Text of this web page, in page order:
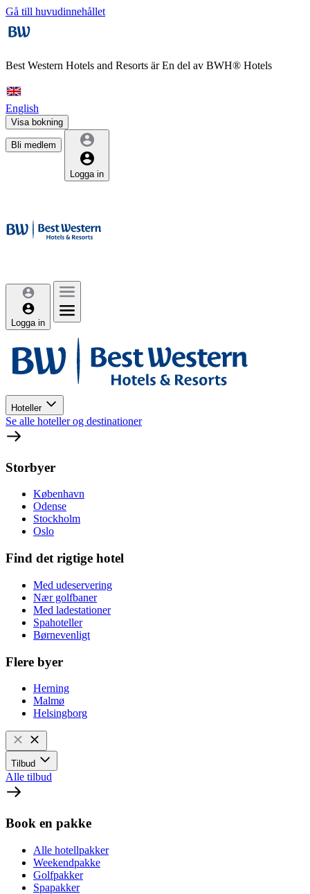
Gå till huvudinnehållet
Best Western Hotels and Resorts ärEn del av BWH® Hotels
English
Visa bokning
Bli medlem
Logga in
Logga in
Hoteller
Se alle hoteller og destinationer
Storbyer
København
Odense
Stockholm
Oslo
Find det rigtige hotel
Med udeservering
Nær golfbaner
Med ladestationer
Spahoteller
Børnevenligt
Flere byer
Herning
Malmø
Helsingborg
Tilbud
Alle tilbud
Book en pakke
Alle hotellpakker
Weekendpakke
Golfpakker
Spapakker